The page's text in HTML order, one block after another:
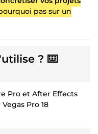
pas sur un
? ⌨️
Pro et After Effects
Pro 18